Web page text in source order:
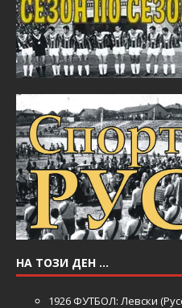
НА ТОЗИ ДЕН …
1926 ФУТБОЛ: Левски